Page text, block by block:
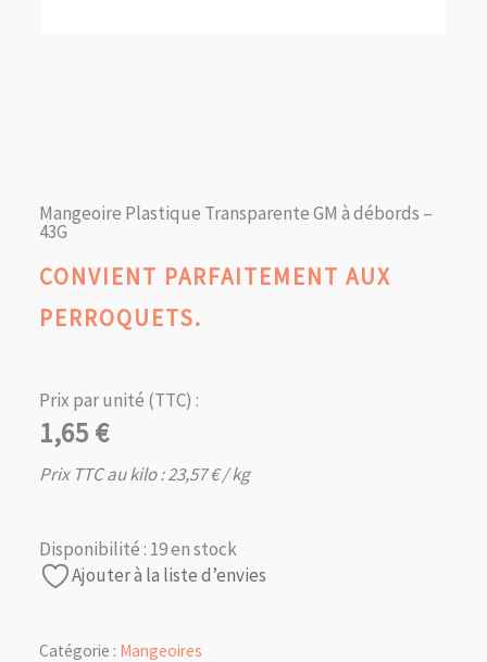
Mangeoire Plastique Transparente GM à débords –
43G
CONVIENT PARFAITEMENT AUX
PERROQUETS.
Prix par unité (TTC) :
1,65€
Prix TTC au kilo :23,57€/ kg
Disponibilité : 19 en stock
Ajouter à la liste d’envies
Catégorie : Mangeoires